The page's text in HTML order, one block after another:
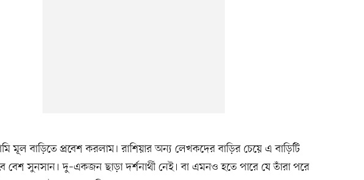
মূল বাড়িতে প্রবেশ করলাম। রাশিয়ার অন্য লেখকদের বাড়ির চেয়ে এ বাড়িটি
বেশ সুনসান। দু–একজন ছাড়া দর্শনার্থী নেই। বা এমনও হতে পারে যে তাঁরা পরে